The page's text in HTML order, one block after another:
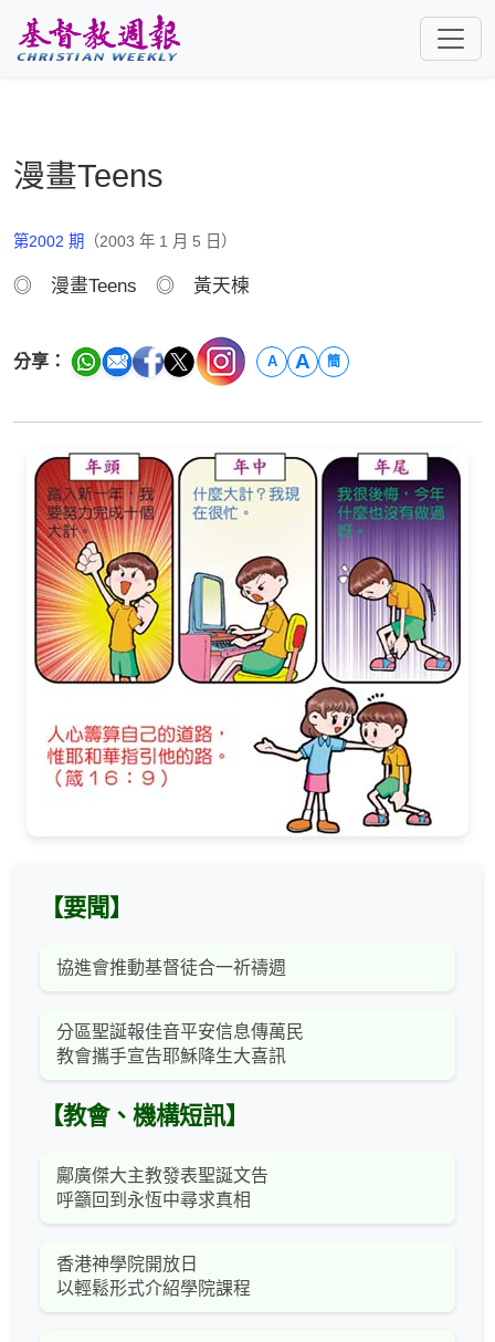
漫畫Teens
第2002 期 （2003 年 1 月 5 日）
◎ 漫畫Teens ◎ 黃天楝
分享： A A 簡
【要聞】
協進會推動基督徒合一祈禱週
分區聖誕報佳音平安信息傳萬民
教會攜手宣告耶穌降生大喜訊
【教會、機構短訊】
鄺廣傑大主教發表聖誕文告
呼籲回到永恆中尋求真相
香港神學院開放日
以輕鬆形式介紹學院課程